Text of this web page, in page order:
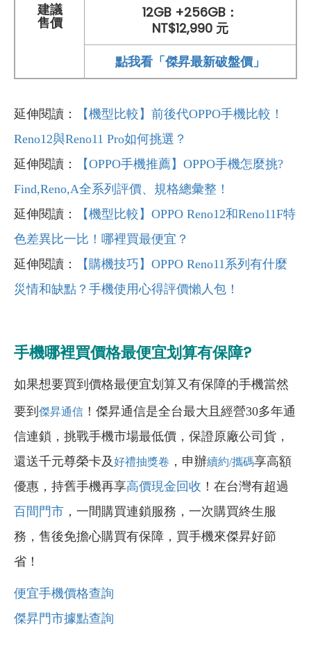
建議
售價
12GB +256GB：
NT$12,990 元
點我看「傑昇最新破盤價」
延伸閱讀： 【機型比較】前後代OPPO手機比較！
Reno12與Reno11 Pro如何挑選？
延伸閱讀：
【OPPO手機推薦】OPPO手機怎麼挑?
Find,Reno,A全系列評價、規格總彙整！
延伸閱讀：
【機型比較】OPPO Reno12和Reno11F特
色差異比一比！哪裡買最便宜？
延伸閱讀：
【購機技巧】OPPO Reno11系列有什麼
災情和缺點？手機使用心得評價懶人包！
手機哪裡買價格最便宜划算有保障?
如果想要買到價格最便宜划算又有保障的手機當然
要到 傑昇通信 ！傑昇通信是全台最大且經營30多年通
信連鎖，挑戰手機市場最低價，保證原廠公司貨，
還送千元尊榮卡及好禮抽獎卷 ，申辦續約/攜碼享高額
優惠，持舊手機再享高價現金回收 ！在台灣有超過
百間門市 ，一間購買連鎖服務，一次購買終生服
務，售後免擔心購買有保障，買手機來傑昇好節
省！
便宜手機價格查詢
傑昇門市據點查詢